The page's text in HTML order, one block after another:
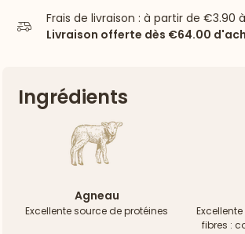
Frais de livraison : à partir de €3.90
Livraison offerte dès €64.00
Ingrédients
Agneau
Excellente source de protéines
fibres :